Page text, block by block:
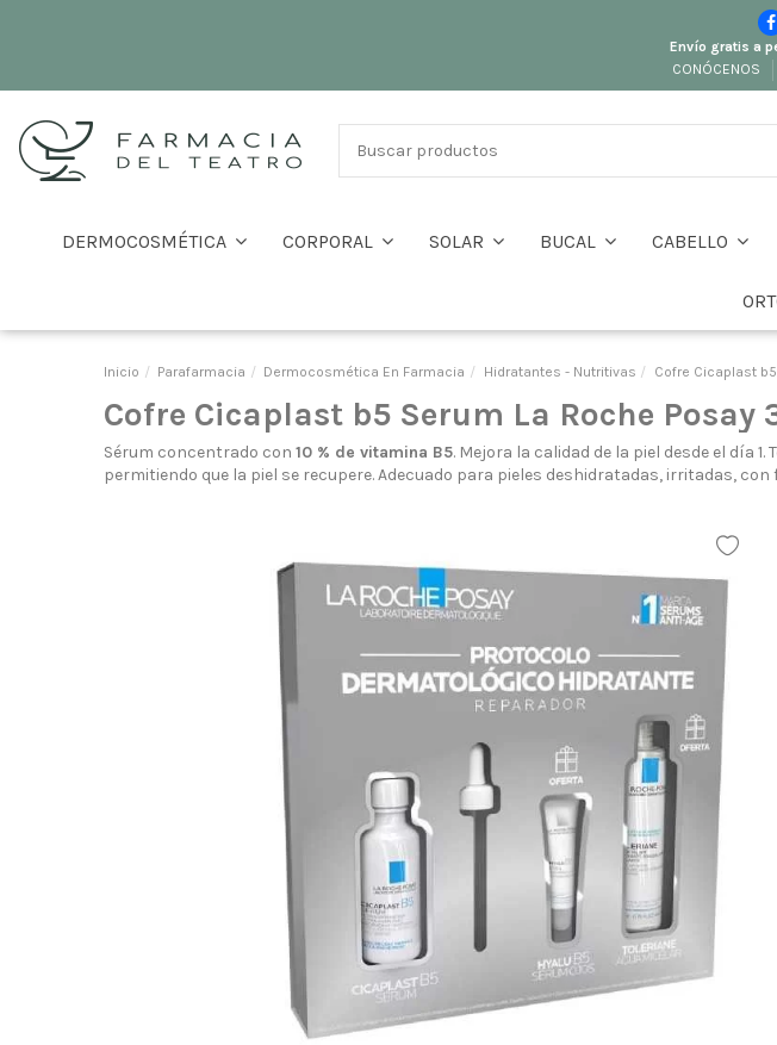
Envío gratis a
CONÓCENOS
DERMOCOSMÉTICA CORPORAL SOLAR BUCAL CABELLO
Inicio Parafarmacia Dermocosmética En Farmacia Hidratantes - Nutritivas Cofre Cicaplast
Cofre Cicaplast b5 Serum La Roche Posay
Sérum concentrado con 10 % de vitamina B5. Mejora la calidad de la piel desde el día
permitiendo que la piel se recupere. Adecuado para pieles deshidratadas, irritadas,